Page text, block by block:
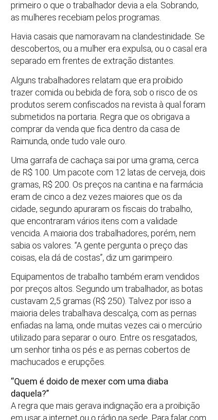
primeiro o que o trabalhador devia a ela. Sobrando,
as mulheres recebiam pelos programas.
Havia casais que namoravam na clandestinidade. Se
descobertos, ou a mulher era expulsa, ou o casal era
separado em frentes de extração distantes.
Alguns trabalhadores relatam que era proibido
trazer comida ou bebida de fora, sob o risco de os
produtos serem confiscados na revista à qual foram
submetidos na portaria. Regra que os obrigava a
comprar da venda que fica dentro da casa de
Raimunda, onde tudo vale ouro.
Uma garrafa de cachaça sai por uma grama, cerca
de R$ 100. Um pacote com 12 latas de cerveja, dois
gramas, R$ 200. Os preços na cantina e na farmácia
eram de cinco a dez vezes maiores que os da
cidade, segundo apuraram os fiscais do trabalho,
que encontraram vários itens com a validade
vencida. A maioria dos trabalhadores, porém, nem
sabia os valores. “A gente pergunta o preço das
coisas, ela dá de costas”, diz um garimpeiro.
Equipamentos de trabalho também eram vendidos
por preços altos. Segundo um trabalhador, as botas
custavam 2,5 gramas (R$ 250). Talvez por isso a
maioria deles trabalhava descalça, com as pernas
enfiadas na lama, onde muitas vezes cai o mercúrio
utilizado para separar o ouro. Entre os resgatados,
um senhor tinha os pés e as pernas cobertos de
machucados e erupções.
“Quem é doido de mexer com uma diaba
daquela?”
A regra que mais gerava indignação era a proibição
em usar a internet ou o rádio na sede. Para falar com